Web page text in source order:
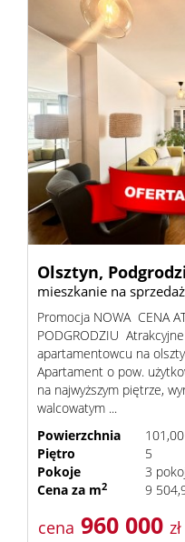
Olsztyn,
mieszkanie na sprzedaż
Promocja NOWA CENA
PODGRODZIU
apartamentowcu na
Apartament o pow.
na najwyższym piętrze,
walcowatym ...
Powierzchnia
Piętro
5
Pokoje
3
Cena za m2 9
cena 960 000 zł